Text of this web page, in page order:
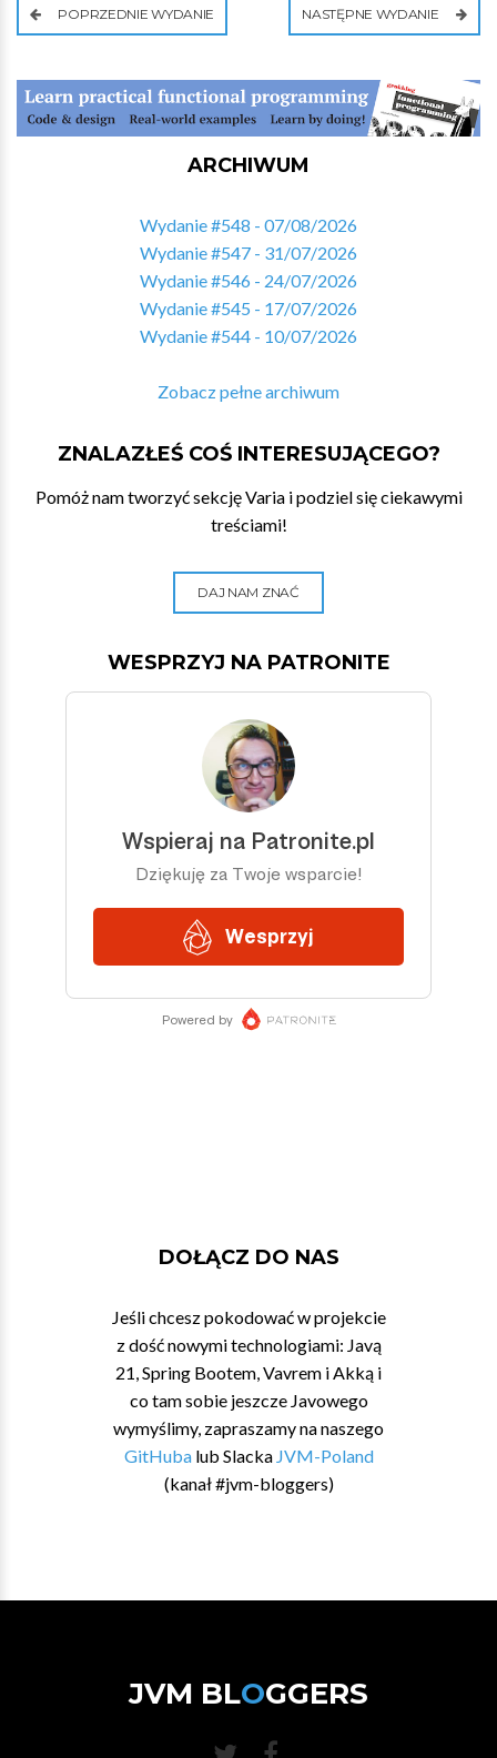
POPRZEDNIE WYDANIE NASTĘPNE WYDANIE
ARCHIWUM
Wydanie #548 - 07/08/2026
Wydanie #547 - 31/07/2026
Wydanie #546 - 24/07/2026
Wydanie #545 - 17/07/2026
Wydanie #544 - 10/07/2026
Zobacz pełne archiwum
ZNALAZŁEŚ COŚ INTERESUJĄCEGO?
Pomóż nam tworzyć sekcję Varia i podziel się ciekawymi
treściami!
DAJ NAM ZNAĆ
WESPRZYJ NA PATRONITE
DOŁĄCZ DO NAS
Jeśli chcesz pokodować w projekcie
z dość nowymi technologiami: Javą
21, Spring Bootem, Vavrem i Akką i
co tam sobie jeszcze Javowego
wymyślimy, zapraszamy na naszego
GitHubalub Slacka JVM-Poland
(kanał #jvm-bloggers)
JVM BLOGGERS